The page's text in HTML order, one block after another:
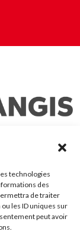
technologies
des
de traiter
les ID uniques sur
peut avoir